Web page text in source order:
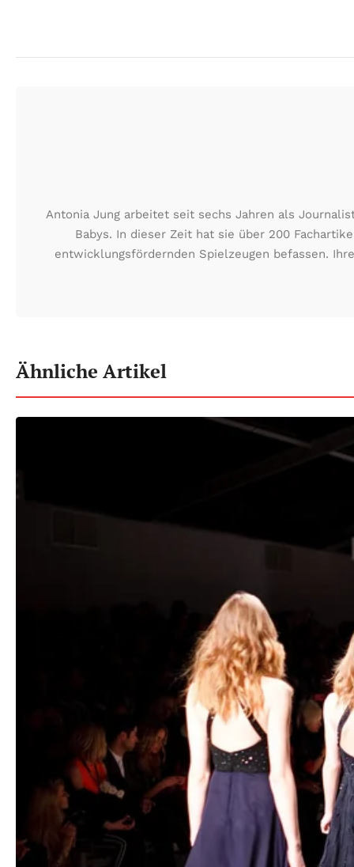
Antonia Jung arbeitet seit sechs Jahren als
Babys. In dieser Zeit hat sie über 200
entwicklungsfördernden Spielzeugen befassen.
Ähnliche Artikel